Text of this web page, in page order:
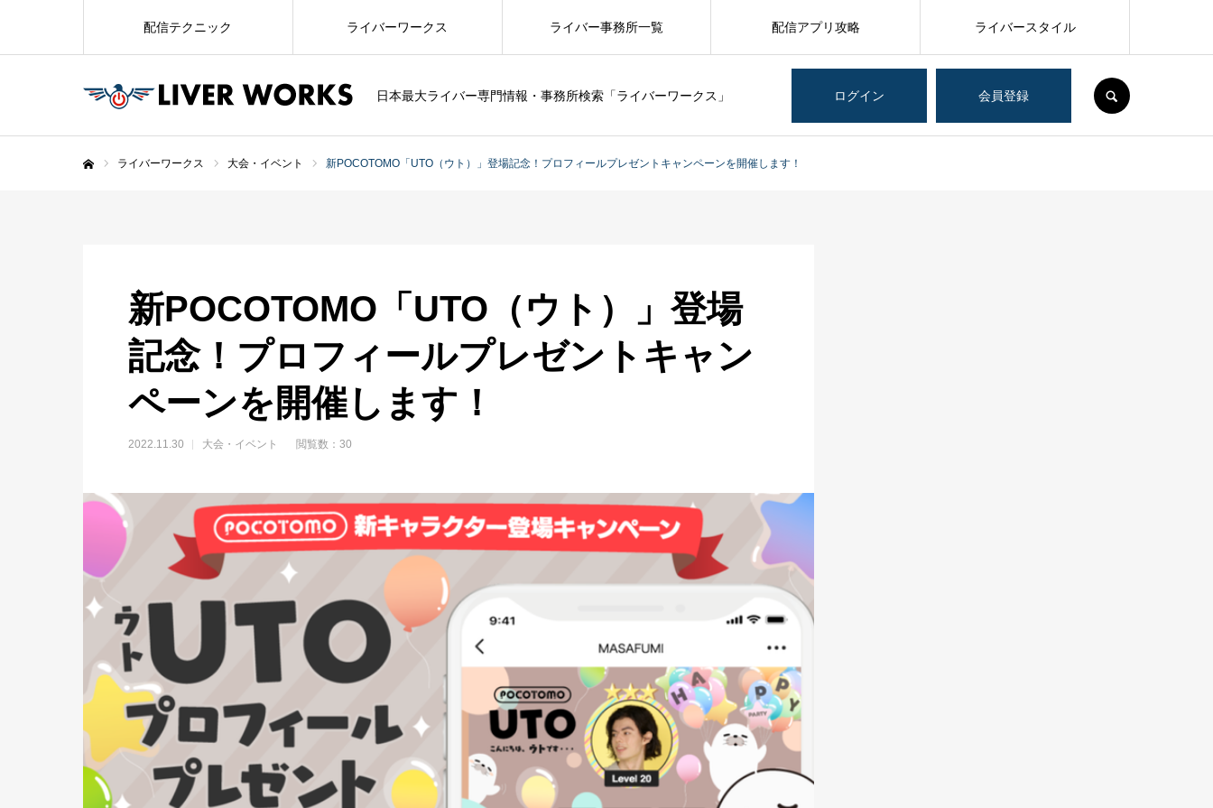
日本最大ライバー専門情報・事務所検索「ライバーワークス」 ログイン 会員登録
配信テクニック ライバーワークス ライバー事務所一覧 配信アプリ攻略 ライバースタイル
ライバーワークス 大会・イベント 新POCOTOMO「UTO（ウト）」登場記念！プロフィールプレゼントキャンペーンを開催します！
新POCOTOMO「UTO（ウト）」登場
記念！プロフィールプレゼントキャン
ペーンを開催します！
2022.11.30 大会・イベント 閲覧数：30